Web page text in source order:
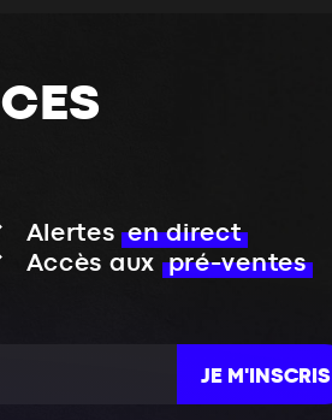
Alertes en direct
Accès aux pré-ventes
JE M'INSCRIS